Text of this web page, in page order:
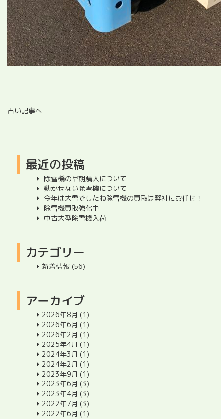
古い記事へ
最近の投稿
除雪機の早期購入について
動かせない除雪機について
今年は大雪でしたね除雪機の買取は弊社にお任せ！
除雪機買取強化中
中古大型除雪機入荷
カテゴリー
新着情報 (56)
アーカイブ
2026年8月 (1)
2026年6月 (1)
2026年2月 (1)
2025年4月 (1)
2024年3月 (1)
2024年2月 (1)
2023年9月 (1)
2023年6月 (3)
2023年4月 (3)
2022年7月 (3)
2022年6月 (1)